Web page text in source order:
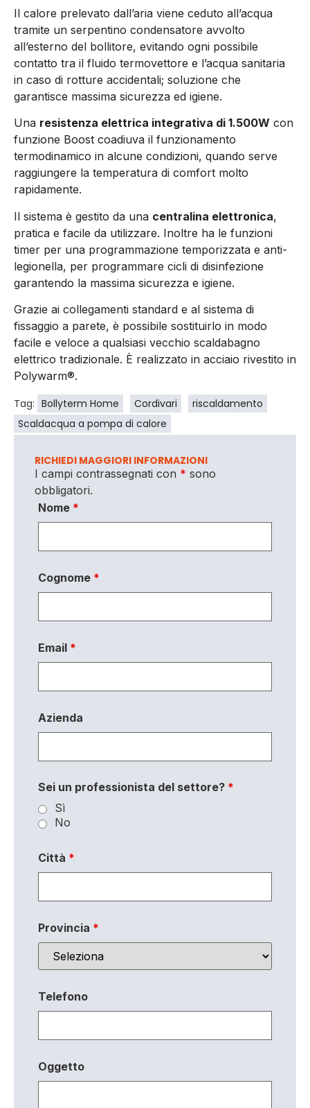
Il calore prelevato dall’aria viene ceduto all’acqua
tramite un serpentino condensatore avvolto
all’esterno del bollitore, evitando ogni possibile
contatto tra il fluido termovettore e l’acqua sanitaria
in caso di rotture accidentali; soluzione che
garantisce massima sicurezza ed igiene.
Una resistenza elettrica integrativa di 1.500W con
funzione Boost coadiuva il funzionamento
termodinamico in alcune condizioni, quando serve
raggiungere la temperatura di comfort molto
rapidamente.
Il sistema è gestito da una centralina elettronica,
pratica e facile da utilizzare. Inoltre ha le funzioni
timer per una programmazione temporizzata e anti-
legionella, per programmare cicli di disinfezione
garantendo la massima sicurezza e igiene.
Grazie ai collegamenti standard e al sistema di
fissaggio a parete, è possibile sostituirlo in modo
facile e veloce a qualsiasi vecchio scaldabagno
elettrico tradizionale. È realizzato in acciaio rivestito in
Polywarm®.
Tag: Bollyterm Home Cordivari
riscaldamento
Scaldacqua a pompa di calore
RICHIEDI MAGGIORI INFORMAZIONI
I campi contrassegnati con * sono
obbligatori.
Nome *
Cognome *
Email *
Azienda
Sei un professionista del settore? *
Sì
No
Città *
Provincia *
Telefono
Oggetto